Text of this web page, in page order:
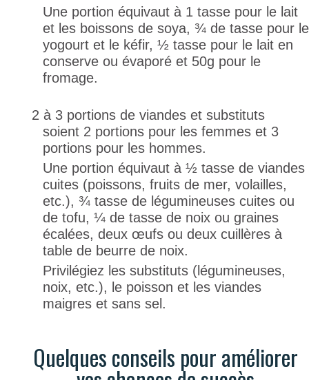
Une portion équivaut à 1 tasse pour le lait
et les boissons de soya, ¾ de tasse pour le
yogourt et le kéfir, ½ tasse pour le lait en
conserve ou évaporé et 50g pour le
fromage.
2 à 3 portions de viandes et substituts
soient 2 portions pour les femmes et 3
portions pour les hommes.
Une portion équivaut à ½ tasse de viandes
cuites (poissons, fruits de mer, volailles,
etc.), ¾ tasse de légumineuses cuites ou
de tofu, ¼ de tasse de noix ou graines
écalées, deux œufs ou deux cuillères à
table de beurre de noix.
Privilégiez les substituts (légumineuses,
noix, etc.), le poisson et les viandes
maigres et sans sel.
Quelques conseils pour améliorer